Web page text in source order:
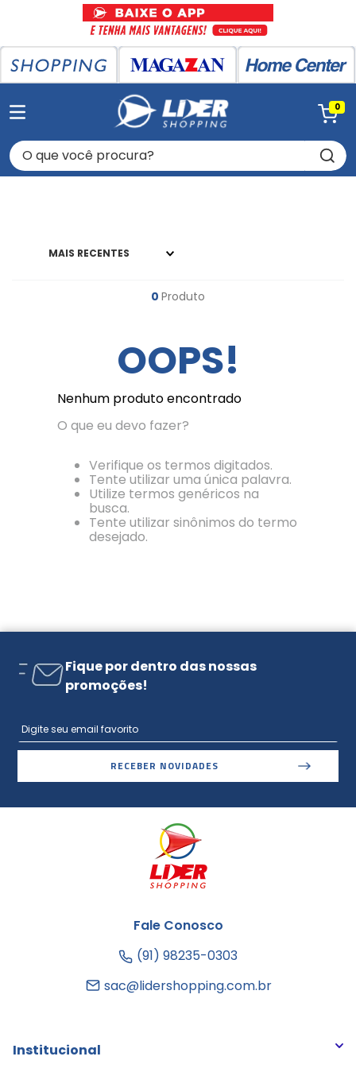
0
O que você procura?
MAIS RECENTES
0 Produto
OOPS!
Nenhum produto encontrado
O que eu devo fazer?
Verifique os termos digitados.
Tente utilizar uma única palavra.
Utilize termos genéricos na
busca.
Tente utilizar sinônimos do termo
desejado.
Fique por dentro das nossas
promoções!
RECEBER NOVIDADES
Fale Conosco
(91) 98235-0303
sac@lidershopping.com.br
Institucional